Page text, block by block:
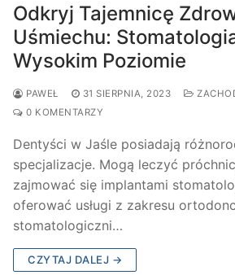
Odkryj Tajemnicę
Uśmiechu:
Wysokim Poziomie
PAWEŁ 31 SIERPNIA, 2023
0 KOMENTARZY
Dentyści w Jaśle posiadają
specjalizacje. Mogą leczyć
zajmować się implantami
oferować usługi z zakresu
stomatologiczni…
CZYTAJ DALEJ →